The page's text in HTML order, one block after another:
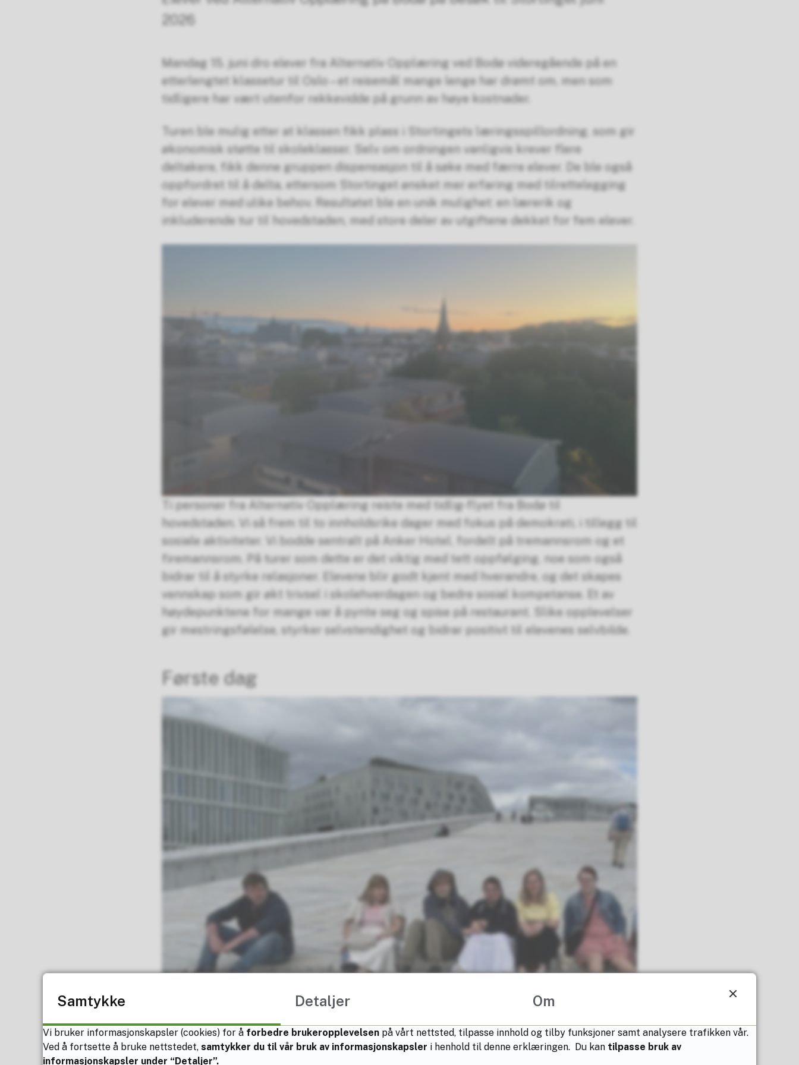
2026
Mandag 15. juni dro elever fra Alternativ Opplæring ved Bodø videregående på en
etterlengtet klassetur til Oslo – et reisemål mange lenge har drømt om, men som
tidligere har vært utenfor rekkevidde på grunn av høye kostnader.
Turen ble mulig etter at klassen fikk plass i Stortingets læringsspillordning, som gir
økonomisk støtte til skoleklasser. Selv om ordningen vanligvis krever flere
deltakere, fikk denne gruppen dispensasjon til å søke med færre elever. De ble også
oppfordret til å delta, ettersom Stortinget ønsket mer erfaring med tilrettelegging
for elever med ulike behov. Resultatet ble en unik mulighet: en lærerik og
inkluderende tur til hovedstaden, med store deler av utgiftene dekket for fem elever.
Ti personer fra Alternativ Opplæring reiste med tidlig-flyet fra Bodø til
hovedstaden. Vi så frem til to innholdsrike dager med fokus på demokrati, i tillegg til
sosiale aktiviteter. Vi bodde sentralt på Anker Hotel, fordelt på tremannsrom og et
firemannsrom. På turer som dette er det viktig med tett oppfølging, noe som også
bidrar til å styrke relasjoner. Elevene blir godt kjent med hverandre, og det skapes
vennskap som gir økt trivsel i skolehverdagen og bedre sosial kompetanse. Et av
høydepunktene for mange var å pynte seg og spise på restaurant. Slike opplevelser
gir mestringsfølelse, styrker selvstendighet og bidrar positivt til elevenes selvbilde.
Første dag
Samtykke Detaljer Om
Vi bruker informasjonskapsler (cookies) for å forbedre brukeropplevelsen på vårt nettsted, tilpasse innhold og tilby funksjoner samt analysere trafikken vår.
Ved å fortsette å bruke nettstedet, samtykker du til vår bruk av informasjonskapsler i henhold til denne erklæringen. Du kan tilpasse bruk av
informasjonskapsler under “Detaljer”.